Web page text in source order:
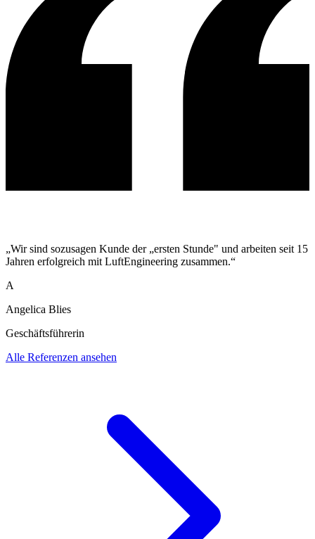
„Wir sind sozusagen Kunde der „ersten Stunde" und arbeiten seit 15
Jahren erfolgreich mit LuftEngineering zusammen.“
A
Angelica Blies
Geschäftsführerin
Alle Referenzen ansehen